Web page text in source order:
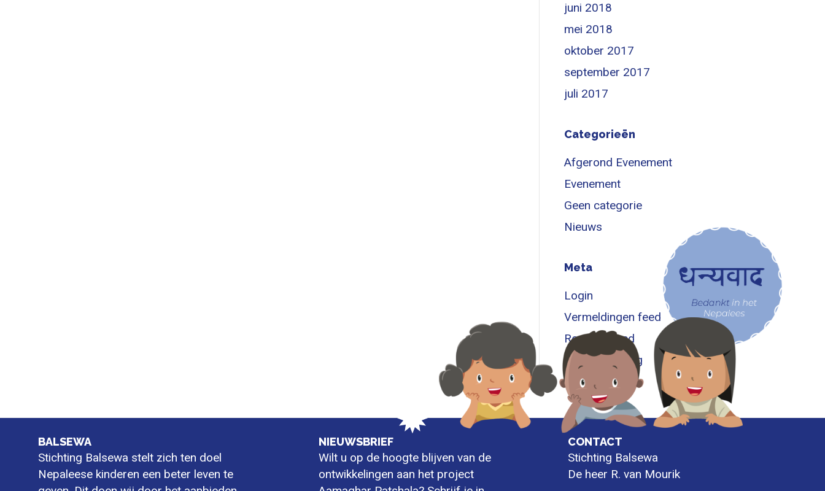
juni 2018
mei 2018
oktober 2017
september 2017
juli 2017
Categorieën
Afgerond Evenement
Evenement
Geen categorie
Nieuws
Meta
Login
Vermeldingen feed
Reacties feed
WordPress.org
BALSEWA
Stichting Balsewa stelt zich ten doel
Nepaleese kinderen een beter leven te
NIEUWSBRIEF
Wilt u op de hoogte blijven van de
ontwikkelingen aan het project
CONTACT
Stichting Balsewa
De heer R. van Mourik